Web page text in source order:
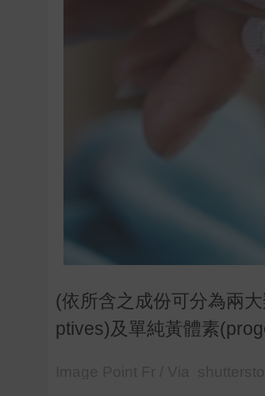
(依所含之成份可分為兩
ptives)及單純黃體素